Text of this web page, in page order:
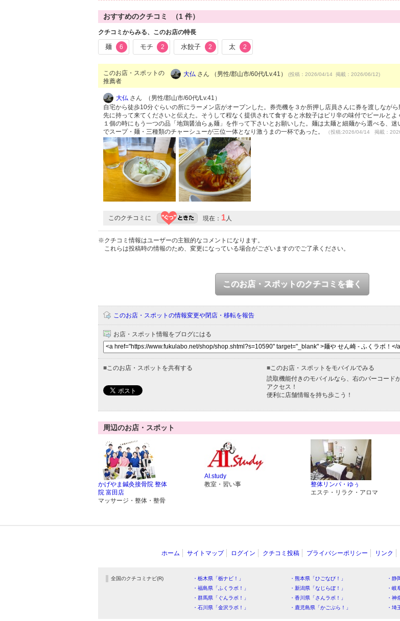
おすすめのクチコミ （1 件）
クチコミからみる、このお店の特長
麺 6 モチ 2 水餃子 2 太 2
このお店・スポットの
推薦者
大仏 さん （男性/郡山市/60代/Lv.41） (投稿：2026/04/14 掲載：2026/06/12)
大仏 さん （男性/郡山市/60代/Lv.41）
自宅から徒歩10分ぐらいの所にラーメン店がオープンした。券売機を３か所押し店員さんに券を渡しなが
先に持って来てくださいと伝えた。そうして程なく提供されて食すると水餃子はピリ辛の味付でビールとよ
１個の時にもう一つの品「地鶏醤油らぁ麺」を作って下さいとお願いした。麺は太麺と細麺から選べる、
でスープ・麺・三種類のチャーシューが三位一体となり激うまの一杯であった。
（投稿:2026/04/14 掲載：
このクチコミに 現在： 1 人
※クチコミ情報はユーザーの主観的なコメントになります。
これらは投稿時の情報のため、変更になっている場合がございますのでご了承ください。
このお店・スポットのクチコミを書く
このお店・スポットの情報変更や閉店・移転を報告
お店・スポット情報をブログにはる
■ このお店・スポットを共有する ■ このお店・スポットをモバイルでみる
読取機能付きのモバイルなら、右のバーコード
アクセス！
便利に店舗情報を持ち歩こう！
周辺のお店・スポット
かげやま鍼灸接骨院 整体
院 富田店
マッサージ・整体・整骨
AI.study
教室・習い事
整体リンパ・ゆぅ
エステ・リラク・アロマ
ホーム サイトマップ ログイン クチコミ投稿 プライバシーポリシー リンク
全国のクチコミナビ(R) ・栃木県「栃ナビ！」 ・熊本県「ひごなび！」 ・静
・福島県「ふくラボ！」
・新潟県「なじらぼ！」 ・岐
・群馬県「ぐんラボ！」
・香川県「さんラボ！」 ・神
・石川県「金沢ラボ！」
・鹿児島県「かごぶら！」 ・埼